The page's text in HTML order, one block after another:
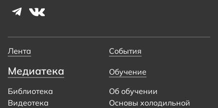
Лента События
Медиатека
Библиотека
Видеотека
Обучение
Об обучении
Основы холодильной